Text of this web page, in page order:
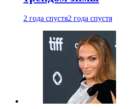
2 года спустя2 года спустя